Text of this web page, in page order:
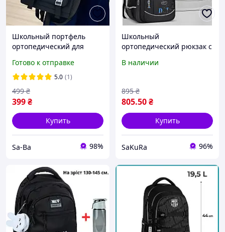
Школьный портфель
ортопедический для
рюкзак подростковый
молодежный для
ноутбука
Готово к отправке
5.0 (1)
399₴
499 ₴
Купить
Sa-Ba 98%
Школьный
ортопедический рюкзак с
мальчика, подростковый
для начальных и средних
классов
В наличии
805.50₴
895 ₴
Купить
SaKuRa 96%